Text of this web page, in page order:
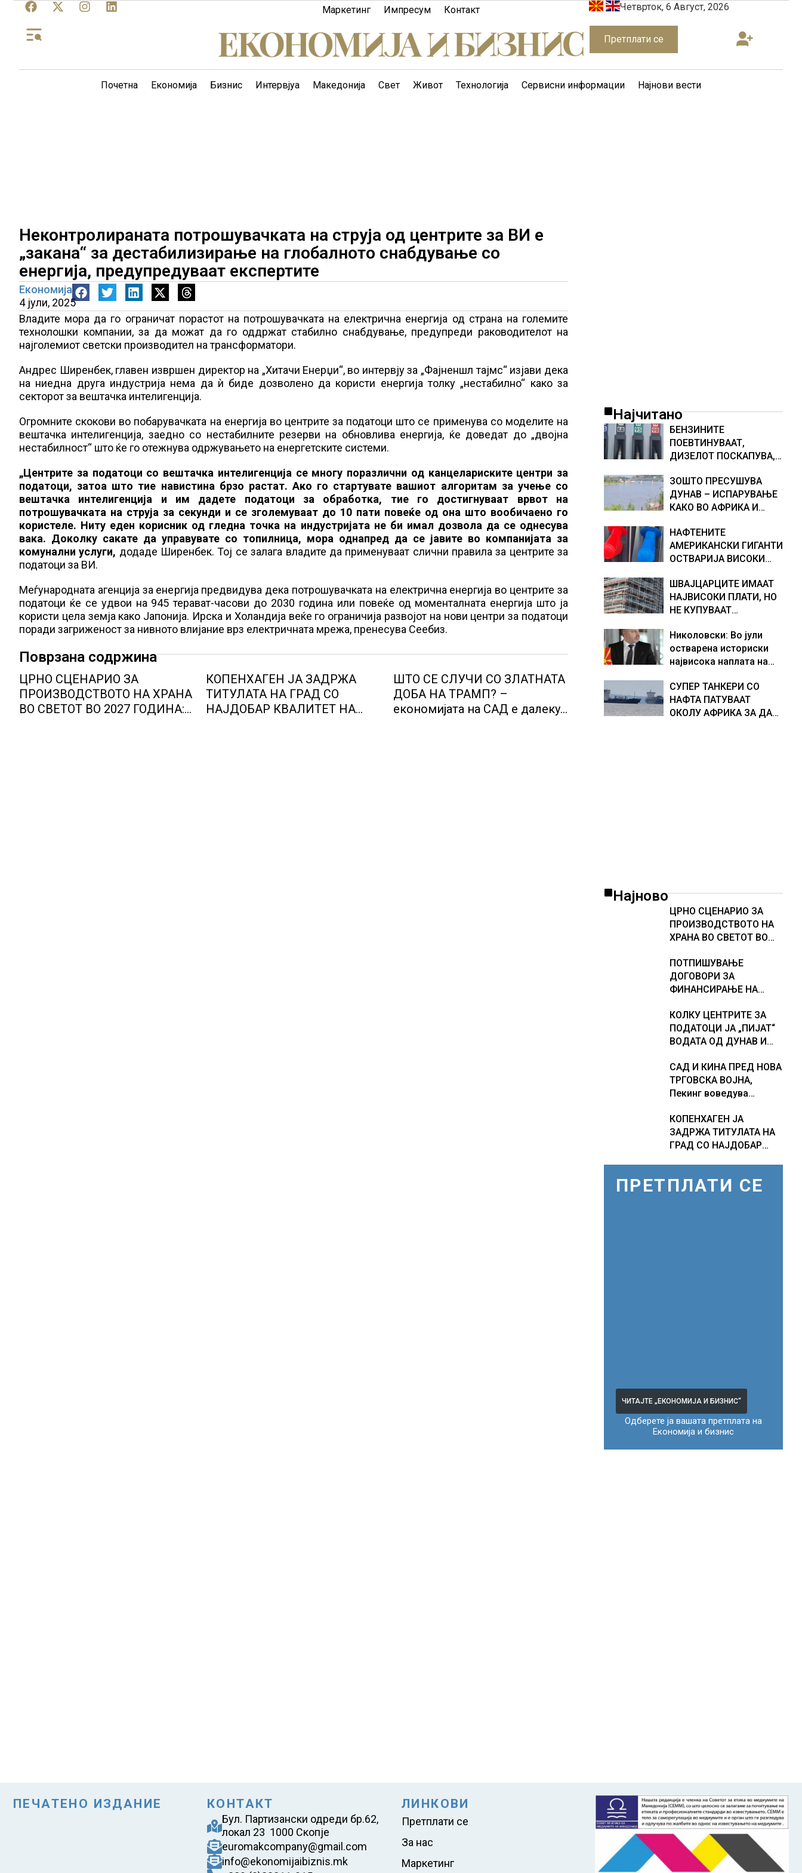
Маркетинг Импресум Контакт Четврток, 6 Август, 2026
Претплати се
Почетна Економија Бизнис Интервјуа Македонија Свет Живот Технологија Сервисни информации Најнови вести
Неконтролиранaта потрошувачката на струја од центрите за ВИ е
„закана“ за дестабилизирање на глобалното снабдување со
енергија, предупредуваат експертите
Економија
4 јули, 2025
Владите мора да го ограничат порастот на потрошувачката на електрична енергија од страна на големите
технолошки компании, за да можат да го оддржат стабилно снабдување, предупреди раководителот на
најголемиот светски производител на трансформатори.
Андрес Ширенбек, главен извршен директор на „Хитачи Енерџи“, во интервју за „Фајненшл тајмс“ изјави дека
на ниедна друга индустрија нема да ѝ биде дозволено да користи енергија толку „нестабилнo“ како за
секторот за вештачка интелигенција.
Огромните скокови во побарувачката на енергија во центрите за податоци што се применува со моделите на
вештачка интелигенција, заедно со нестабилните резерви на обновлива енергија, ќе доведат до „двојна
нестабилност“ што ќе го отежнува одржувањето на енергетските системи.
„Центрите за податоци со вештачка интелигенција се многу поразлични од канцелариските центри за
податоци, затоа што тие навистина брзо растат. Ако го стартувате вашиот алгоритам за учење со
вештачка интелигенција и им дадете податоци за обработка, тие го достигнуваат врвот на
потрошувачката на струја за секунди и се зголемуваат до 10 пати повеќе од она што вообичаено го
користеле. Ниту еден корисник од гледна точка на индустријата не би имал дозвола да се однесува
вака. Доколку сакате да управувате со топилница, мора однапред да се јавите во компанијата за
комунални услуги, додаде Ширенбек. Тој се залага владите да применуваат слични правила за центрите за
податоци за ВИ.
Меѓународната агенција за енергија предвидува дека потрошувачката на електрична енергија во центрите за
податоци ќе се удвои на 945 терават-часови до 2030 година или повеќе од моменталната енергија што ја
користи цела земја како Јапонија. Ирска и Холандија веќе го ограничија развојот на нови центри за податоци
поради загриженост за нивното влијание врз електричната мрежа, пренесува Сеебиз.
Поврзана содржина
ЦРНО СЦЕНАРИО ЗА
ПРОИЗВОДСТВОТО НА ХРАНА
ВО СВЕТОТ ВО 2027 ГОДИНА:
КОПЕНХАГЕН ЈА ЗАДРЖА
ТИТУЛАТА НА ГРАД СО
НАЈДОБАР КВАЛИТЕТ НА
ШТО СЕ СЛУЧИ СО ЗЛАТНАТА
ДОБА НА ТРАМП? –
економијата на САД е далеку
Најчитано
БЕНЗИНИТЕ
ПОЕВТИНУВААТ,
ДИЗЕЛОТ ПОСКАПУВА,
ГОРИВАТА
ЗОШТО ПРЕСУШУВА
ДУНАВ – ИСПАРУВАЊЕ
КАКО ВО АФРИКА И
ВОДА, објаснување на
хидрогеолог од Србија
НАФТЕНИТЕ
АМЕРИКАНСКИ ГИГАНТИ
ОСТВАРИЈА ВИСОКИ
ОД НИВ ДА ГИ НАМАЛАТ
ЦЕНИТЕ НА ГОРИВАТА
ШВАЈЦАРЦИТЕ ИМААТ
НАЈВИСОКИ ПЛАТИ, НО
НЕ КУПУВААТ
ЗОШТО?
Николовски: Во јули
остварена историски
највисока наплата на
милијарди денари –
изградивме систем што
испорачува резултати
СУПЕР ТАНКЕРИ СО
НАФТА ПАТУВААТ
ОКОЛУ АФРИКА ЗА ДА
Најново
ЦРНО СЦЕНАРИО ЗА
ПРОИЗВОДСТВОТО НА
ХРАНА ВО СВЕТОТ ВО
ќе доведе
дополнителни 50
милиони луѓе во акутен
ПОТПИШУВАЊЕ
ДОГОВОРИ ЗА
ФИНАНСИРАЊЕ НА
ПАЛАНКА-ДЕВЕ БАИР
КОЛКУ ЦЕНТРИТЕ ЗА
ПОДАТОЦИ ЈА „ПИЈАТ“
ВОДАТА ОД ДУНАВ И
Германија е лидер во
Европа по бројот на
изградени центри за
САД И КИНА ПРЕД НОВА
ТРГОВСКА ВОЈНА,
Пекинг воведува
американски компании
и организации
КОПЕНХАГЕН ЈА
ЗАДРЖА ТИТУЛАТА НА
ГРАД СО НАЈДОБАР
рангирање
ПРЕТПЛАТИ СЕ
ЧИТАЈТЕ „ЕКОНОМИЈА И БИЗНИС“
Одберете ја вашата претплата на
Економија и бизнис
ПЕЧАТЕНО ИЗДАНИЕ КОНТАКТ
Бул. Партизански одреди бр.62,
локал 23 1000 Скопје
euromakcompany@gmail.com
info@ekonomijaibiznis.mk
ЛИНКОВИ
Претплати се
За нас
Маркетинг